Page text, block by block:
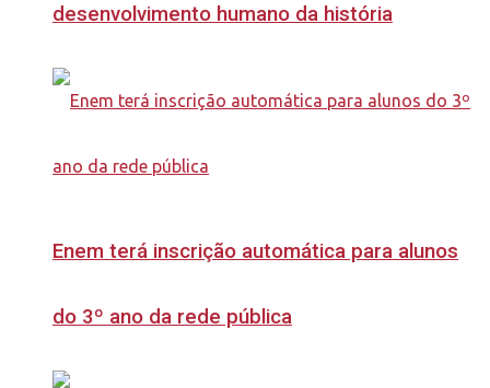
desenvolvimento humano da história
Enem terá inscrição automática para alunos
do 3º ano da rede pública